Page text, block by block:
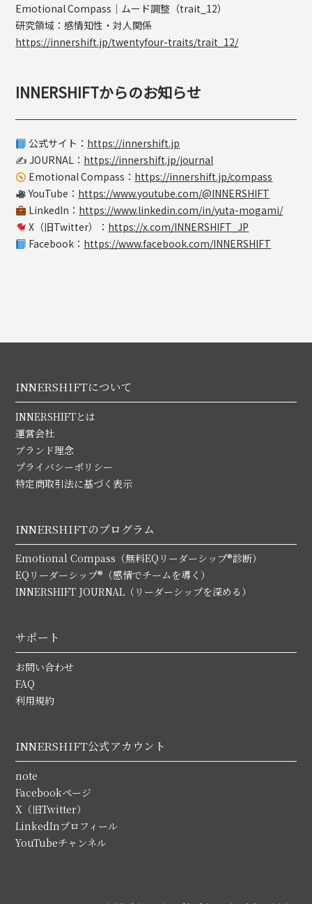
Emotional Compass｜ムード調整（trait_12）
研究領域：感情知性・対人関係
https://innershift.jp/twentyfour-traits/trait_12/
INNERSHIFTからのお知らせ
公式サイト： https://innershift.jp
✍️ JOURNAL： https://innershift.jp/journal
Emotional Compass： https://innershift.jp/compass
YouTube： https://www.youtube.com/@INNERSHIFT
LinkedIn： https://www.linkedin.com/in/yuta-mogami/
X（旧Twitter）： https://x.com/INNERSHIFT_JP
Facebook： https://www.facebook.com/INNERSHIFT
INNERSHIFTについて
INNERSHIFTとは
運営会社
ブランド理念
プライバシーポリシー
特定商取引法に基づく表示
INNERSHIFTのプログラム
Emotional Compass（無料EQリーダーシップ®診断）
EQリーダーシップ®（感情でチームを導く）
INNERSHIFT JOURNAL（リーダーシップを深める）
サポート
お問い合わせ
FAQ
利用規約
INNERSHIFT公式アカウント
note
Facebookページ
X（旧Twitter）
LinkedInプロフィール
YouTubeチャンネル